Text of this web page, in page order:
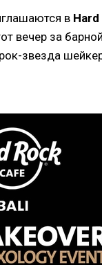
в
вечер за
звезда